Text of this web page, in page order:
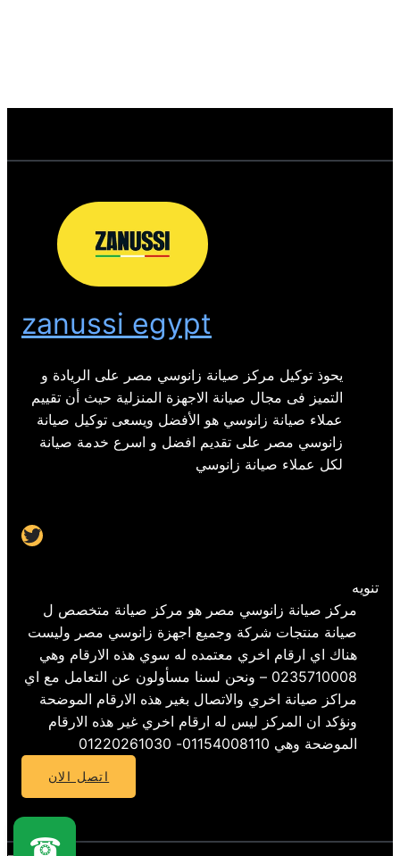
zanussi egypt
يحوذ توكيل مركز صيانة زانوسي مصر على الريادة و
التميز فى مجال صيانة الاجهزة المنزلية حيث أن تقييم
عملاء صيانة زانوسي هو الأفضل ويسعى توكيل صيانة
زانوسي مصر على تقديم افضل و اسرع خدمة صيانة
لكل عملاء صيانة زانوسي
Twitter
تنويه
مركز صيانة زانوسي مصر هو مركز صيانة متخصص ل
صيانة منتجات شركة وجميع اجهزة زانوسي مصر وليست
هناك اي ارقام اخري معتمده له سوي هذه الارقام وهي
0235710008 – ونحن لسنا مسأولون عن التعامل مع اي
مراكز صيانة اخري والاتصال بغير هذه الارقام الموضحة
ونؤكد ان المركز ليس له ارقام اخري غير هذه الارقام
الموضحة وهي 01154008110- 01220261030
اتصل الان
☎